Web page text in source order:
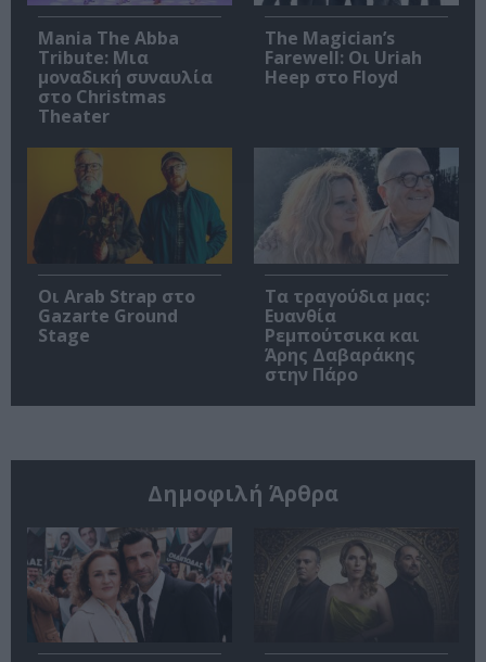
Mania The Abba
Tribute: Μια
μοναδική συναυλία
στο Christmas
Theater
The Magician’s
Farewell: Οι Uriah
Heep στο Floyd
Οι Arab Strap στο
Gazarte Ground
Stage
Τα τραγούδια μας:
Ευανθία
Ρεμπούτσικα και
Άρης Δαβαράκης
στην Πάρο
Δημοφιλή Άρθρα